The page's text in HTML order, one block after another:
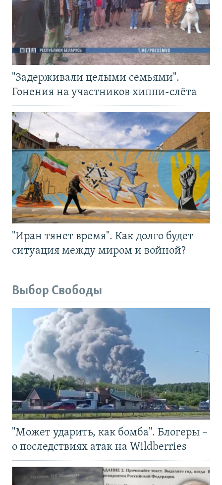
"Задерживали целыми семьями".
Гонения на участников хиппи-слёта
"Иран тянет время". Как долго будет
ситуация между миром и войной?
Выбор Свободы
"Может ударить, как бомба". Блогеры –
о последствиях атак на Wildberries